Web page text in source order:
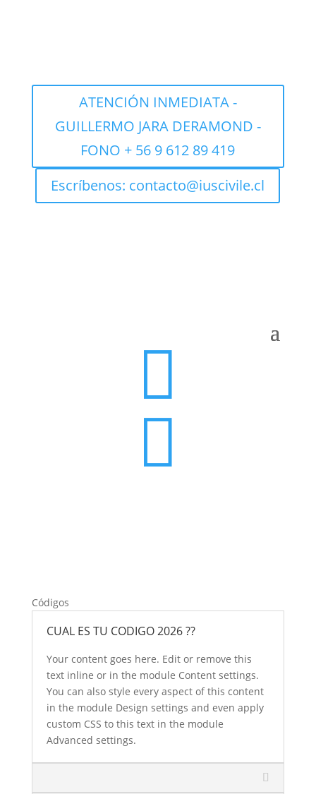
ATENCIÓN INMEDIATA -
GUILLERMO JARA DERAMOND -
FONO + 56 9 612 89 419
Escríbenos: contacto@iuscivile.cl


Códigos
CUAL ES TU CODIGO 2026 ??
Your content goes here. Edit or remove this
text inline or in the module Content settings.
You can also style every aspect of this content
in the module Design settings and even apply
custom CSS to this text in the module
Advanced settings.